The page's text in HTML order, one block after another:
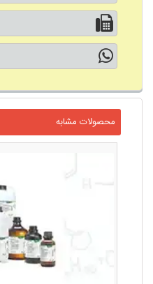
محصولات مشابه